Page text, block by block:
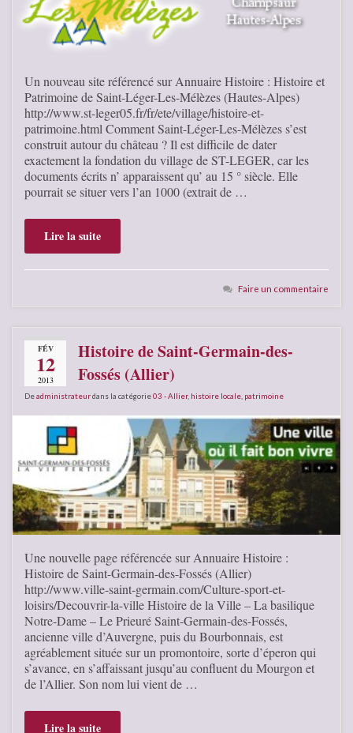
Un nouveau site référencé sur Annuaire Histoire : Histoire et
Patrimoine de Saint-Léger-Les-Mélèzes (Hautes-Alpes)
http://www.st-leger05.fr/fr/ete/village/histoire-et-
patrimoine.html Comment Saint-Léger-Les-Mélèzes s’est
construit autour du château ? Il est difficile de dater
exactement la fondation du village de ST-LEGER, car les
documents écrits n’ apparaissent qu’ au 15 ° siècle. Elle
pourrait se situer vers l’an 1000 (extrait de …
Lire la suite
Faire un commentaire
FÉV
12
2013
Histoire de Saint-Germain-des-
Fossés (Allier)
Deadministrateurdans la catégorie03 - Allier, histoire locale patrimoine
Une nouvelle page référencée sur Annuaire Histoire :
Histoire de Saint-Germain-des-Fossés (Allier)
http://www.ville-saint-germain.com/Culture-sport-et-
loisirs/Decouvrir-la-ville Histoire de la Ville – La basilique
Notre-Dame – Le Prieuré Saint-Germain-des-Fossés,
ancienne ville d’Auvergne, puis du Bourbonnais, est
agréablement située sur un promontoire, sorte d’éperon qui
s’avance, en s’affaissant jusqu’au confluent du Mourgon et
de l’Allier. Son nom lui vient de …
Lire la suite